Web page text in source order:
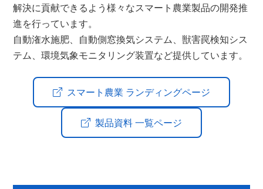
解決に貢献できるよう様々なスマート農業製品の開発推
進を行っています。
自動潅水施肥、自動側窓換気システム、獣害罠検知シス
テム、環境気象モニタリング装置など提供しています。
スマート農業 ランディングページ
製品資料 一覧ページ